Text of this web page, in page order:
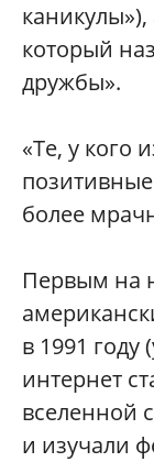
который
дружбы».
«Те, у кого
более
Первым на
в 1991
интернет
вселенной
и изучали